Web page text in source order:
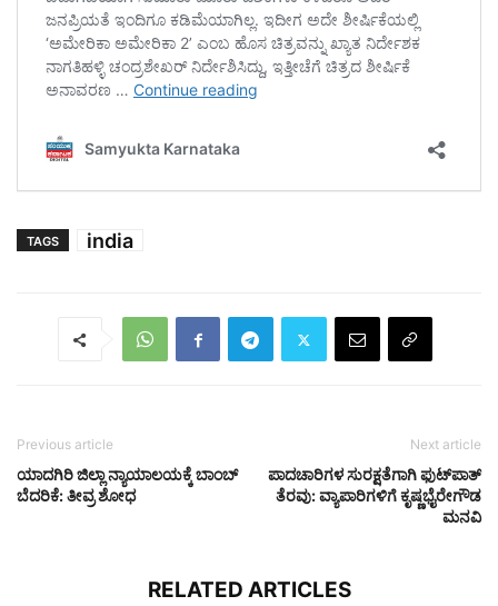
TAGS india
Previous article
ಯಾದಗಿರಿ ಜಿಲ್ಲಾ ನ್ಯಾಯಾಲಯಕ್ಕೆ ಬಾಂಬ್
ಬೆದರಿಕೆ: ತೀವ್ರ ಶೋಧ
Next article
ಪಾದಚಾರಿಗಳ ಸುರಕ್ಷತೆಗಾಗಿ ಫುಟ್‌ಪಾತ್‌
ತೆರವು: ವ್ಯಾಪಾರಿಗಳಿಗೆ ಕೃಷ್ಣಭೈರೇಗೌಡ
ಮನವಿ
RELATED ARTICLES